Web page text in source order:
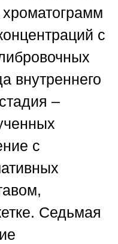
с
внутреннего
–
с
Седьмая